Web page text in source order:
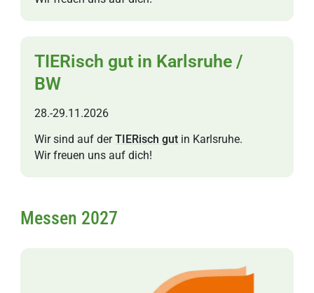
TIERisch gut in Karlsruhe /
BW
28.-29.11.2026
Wir sind auf derTIERisch gut in Karlsruhe.
Wir freuen uns auf dich!
Messen 2027